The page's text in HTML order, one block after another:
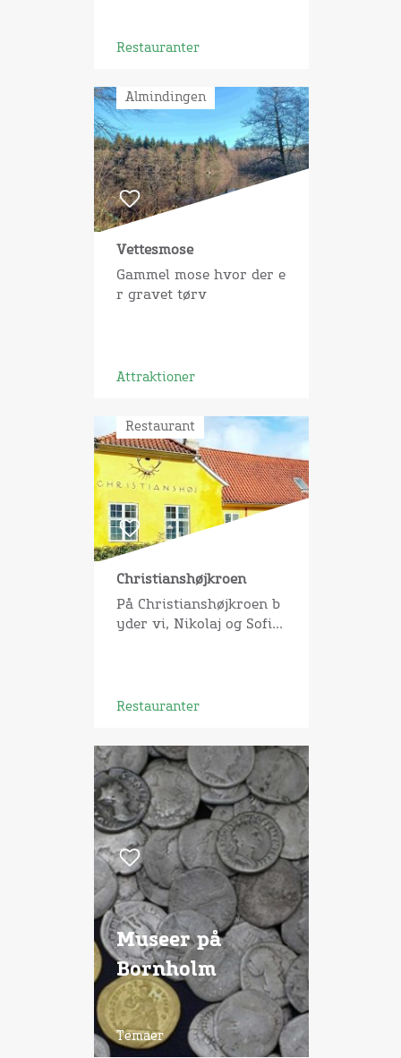
Restauranter
Almindingen
Vettesmose
Gammel mose hvor der e
r gravet tørv
Attraktioner
Restaurant
Christianshøjkroen
På Christianshøjkroen b
yder vi, Nikolaj og Sofi...
Restauranter
Museer på
Bornholm
Temaer